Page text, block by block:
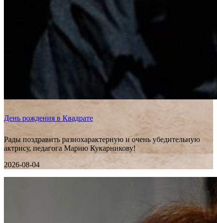
День рождения в Квадрате
Рады поздравить разнохарактерную и очень убедительную
актрису, педагога Марию Кукарникову!
2026-08-04